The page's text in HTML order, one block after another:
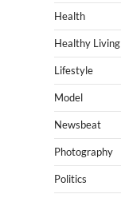
Health
Healthy Living
Lifestyle
Model
Newsbeat
Photography
Politics